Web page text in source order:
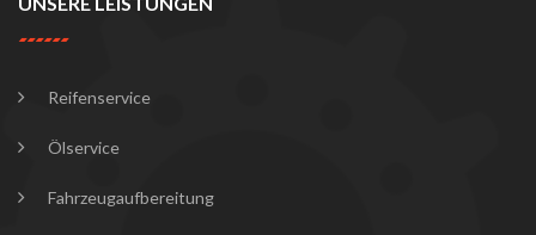
Reifenservice
Ölservice
Fahrzeugaufbereitung